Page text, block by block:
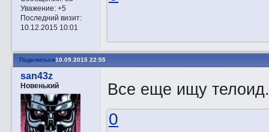
Уважение: +5
Последний визит:
10.12.2015 10:01
Поделиться10.09.2015 22:55
san43z
Новенький
Все еще ищу телоид.
0